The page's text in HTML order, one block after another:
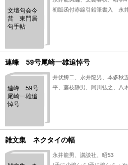
文壇句会今
昔 東門居
句手帖
初版函付赤線引鉛筆書入 永
連峰 59号尾崎一雄追悼号
連峰 59号
尾崎一雄追
悼号
井伏鱒二、永井龍男、本多秋
平、藤枝静男、阿川弘之、八
雑文集 ネクタイの幅
永井龍男、講談社、昭53